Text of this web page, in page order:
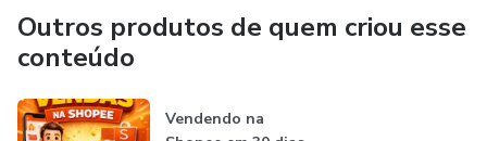
Na Marketing Pro, cada projeto é tratado de forma
personalizada, com visão estratégica, autoridade no
mercado digital e compromisso com resultados
mensuráveis. Somos parceiros do crescimento, não apenas
prestadores de serviço.
Outros produtos de quem criou esse
conteúdo
Vendendo na